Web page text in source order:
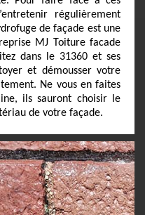
régulièrement
de façade est une
MJ Toiture facade
dans le 31360 et ses
et démousser votre
Ne vous en faites
ils sauront choisir le
de votre façade.